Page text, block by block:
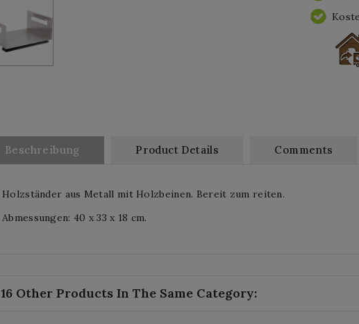
Beschreibung Product Details Comments
Holzständer aus Metall mit Holzbeinen. Bereit zum reiten.
Abmessungen: 40 x 33 x 18 cm.
16 Other Products In The Same Category: